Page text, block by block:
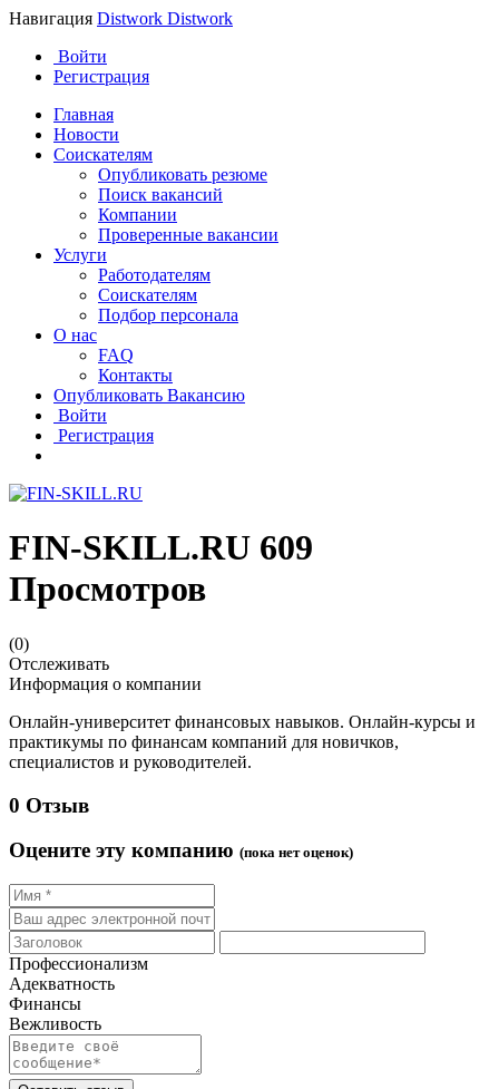
Навигация Distwork Distwork
Войти
Регистрация
Главная
Новости
Соискателям
Опубликовать резюме
Поиск вакансий
Компании
Проверенные вакансии
Услуги
Работодателям
Соискателям
Подбор персонала
О нас
FAQ
Контакты
Опубликовать Вакансию
Войти
Регистрация
FIN-SKILL.RU 609
Просмотров
(0)
Отслеживать
Информация о компании
Онлайн-университет финансовых навыков. Онлайн-курсы и
практикумы по финансам компаний для новичков,
специалистов и руководителей.
0 Отзыв
Оцените эту компанию (пока нет оценок)
Профессионализм
Адекватность
Финансы
Вежливость